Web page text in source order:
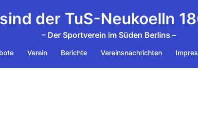
der TuS-Neukoelln
– Der Sportverein im Süden Berlins –
Verein Berichte Vereinsnachrichten